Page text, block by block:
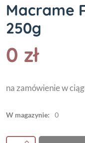
Macrame
250g
0 zł
na zamówienie w
W magazynie: 0